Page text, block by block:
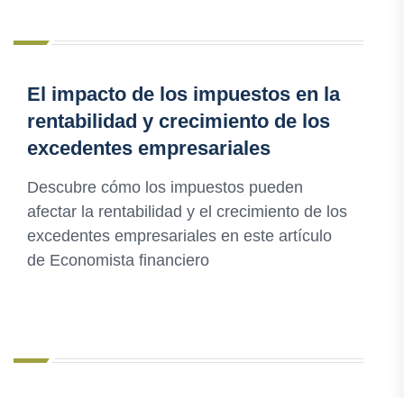
El impacto de los impuestos en la
rentabilidad y crecimiento de los
excedentes empresariales
Descubre cómo los impuestos pueden
afectar la rentabilidad y el crecimiento de los
excedentes empresariales en este artículo
de Economista financiero